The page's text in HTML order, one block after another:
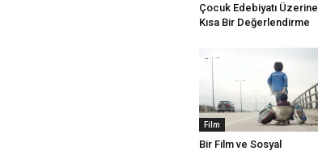
Çocuk Edebiyatı Üzerine
Kısa Bir Değerlendirme
Film
Bir Film ve Sosyal